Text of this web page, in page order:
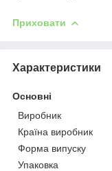
Приховати
Характеристики
Основні
Виробник
Країна виробник
Форма випуску
Упаковка